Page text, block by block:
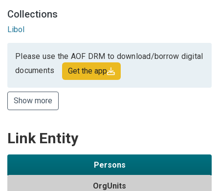
Collections
Libol
Please use the AOF DRM to download/borrow digital
documents
Get the app
Show more
Link Entity
Persons
OrgUnits